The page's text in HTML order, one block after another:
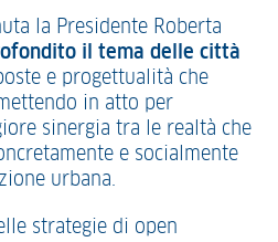
la Presidente Roberta
il tema delle città
e progettualità che
in atto per
sinergia tra le realtà che
e socialmente
urbana.
strategie di open